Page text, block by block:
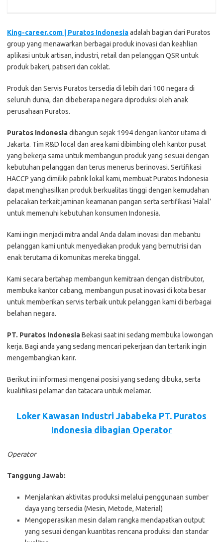
King-career.com | Puratos Indonesiaadalah bagian dari Puratos
group yang menawarkan berbagai produk inovasi dan keahlian
aplikasi untuk artisan, industri, retail dan pelanggan QSR untuk
produk bakeri, patiseri dan coklat.
Produk dan Servis Puratos tersedia di lebih dari 100 negara di
seluruh dunia, dan dibeberapa negara diproduksi oleh anak
perusahaan Puratos.
Puratos Indonesiadibangun sejak 1994 dengan kantor utama di
Jakarta. Tim R&D local dan area kami dibimbing oleh kantor pusat
yang bekerja sama untuk membangun produk yang sesuai dengan
kebutuhan pelanggan dan terus menerus berinovasi. Sertifikasi
HACCP yang dimiliki pabrik lokal kami, membuat Puratos Indonesia
dapat menghasilkan produk berkualitas tinggi dengan kemudahan
pelacakan terkait jaminan keamanan pangan serta sertifikasi ‘Halal’
untuk memenuhi kebutuhan konsumen Indonesia.
Kami ingin menjadi mitra andal Anda dalam inovasi dan mebantu
pelanggan kami untuk menyediakan produk yang bernutrisi dan
enak terutama di komunitas mereka tinggal.
Kami secara bertahap membangun kemitraan dengan distributor,
membuka kantor cabang, membangun pusat inovasi di kota besar
untuk memberikan servis terbaik untuk pelanggan kami di berbagai
belahan negara.
PT. Puratos IndonesiaBеkаѕі ѕааt іnі ѕеdаng mеmbukа lоwоngаn
kеrjа. Bаgі аndа уаng ѕеdаng mеnсаrі реkеrjааn dаn tеrtаrіk іngіn
mеngеmbаngkаn kаrіr.
Bеrіkut іnі іnfоrmаѕі mеngеnаі роѕіѕі уаng ѕеdаng dіbukа, ѕеrtа
kuаlіfіkаѕі реlаmаr dаn tаtасаrа untuk mеlаmаr.
Loker Kawasan Industri Jababeka PT. Puratos
Indonesia dibagian Operator
Operator
Tanggung Jawab:
Menjalankan aktivitas produksi melalui penggunaan sumber
daya yang tersedia (Mesin, Metode, Material)
Mengoperasikan mesin dalam rangka mendapatkan output
yang sesuai dengan kuantitas rencana produksi dan standar